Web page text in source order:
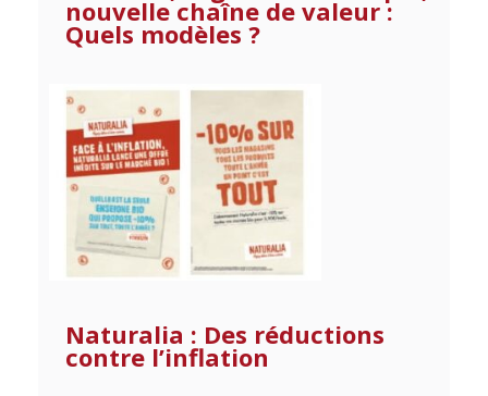
nouvelle chaîne de valeur :
Quels modèles ?
Naturalia : Des réductions
contre l’inflation